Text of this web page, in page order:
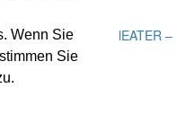
Wenn Sie
Sie
und
DAS THEATER –